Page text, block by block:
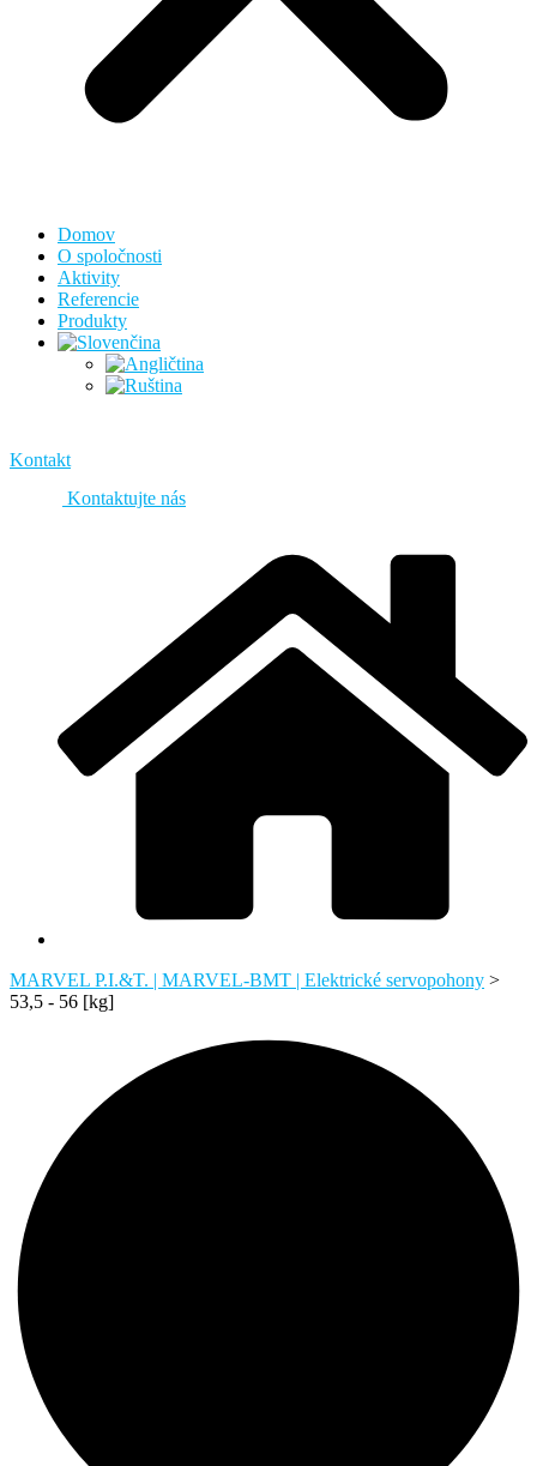
Domov
O spoločnosti
Aktivity
Referencie
Produkty
Kontakt
Kontaktujte nás
MARVEL P.I.&T. | MARVEL-BMT | Elektrické servopohony >
53,5 - 56 [kg]